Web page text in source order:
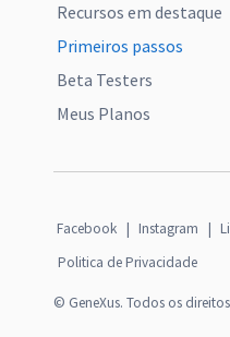
Recursos em destaque
Primeiros passos
Beta Testers
Meus Planos
Facebook | Instagram |
Politica de Privacidade
© GeneXus. Todos os